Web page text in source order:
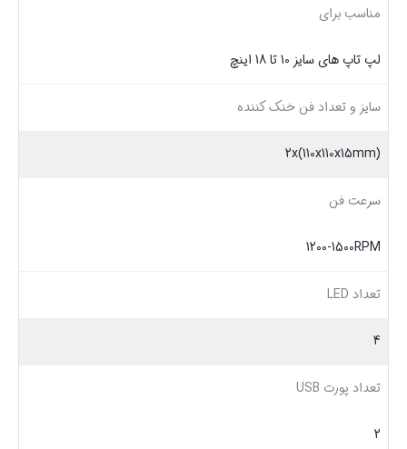
مناسب برای
لپ تاپ های سایز 10 تا 18 اینچ
سایز و تعداد فن خنک کننده
2x(110x110x15mm)
سرعت فن
1200-1500RPM
تعداد LED
4
تعداد پورت USB
2